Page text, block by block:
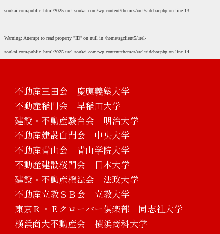
soukai.com/public_html/2025.urel-soukai.com/wp-content/themes/urel/sidebar.phpon line 13
Warning: Attempt to read property "ID" on null in /home/sgclient5/urel-
soukai.com/public_html/2025.urel-soukai.com/wp-content/themes/urel/sidebar.phpon line 14
不動産三田会 慶應義塾大学
不動産稲門会 早稲田大学
建設・不動産駿台会 明治大学
不動産建設白門会 中央大学
不動産青山会 青山学院大学
不動産建設桜門会 日本大学
建設・不動産橙法会 法政大学
不動産立教ＳＢ会 立教大学
東京Ｒ・Ｅクローバー倶楽部 同志社大学
横浜商大不動産会 横浜商科大学